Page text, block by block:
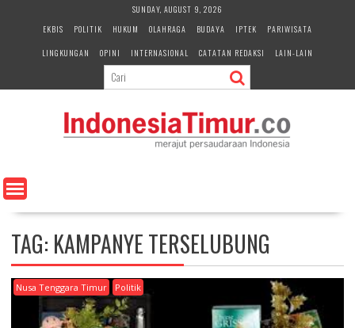
e
n
SUNDAY, AUGUST 9, 2026
EKBIS
POLITIK HUKUM OLAHRAGA BUDAYA IPTEK
PARIWISATA
LINGKUNGAN
OPINI INTERNASIONAL CATATAN REDAKSI LAIN-LAIN
TAG: KAMPANYE TERSELUBUNG
Nusa Tenggara Timur Politik